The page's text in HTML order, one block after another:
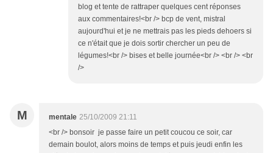
blog et tente de rattraper quelques cent réponses
aux commentaires!<br /> bcp de vent, mistral
aujourd'hui et je ne mettrais pas les pieds dehoers si
ce n'était que je dois sortir chercher un peu de
légumes!<br /> bises et belle journée<br /> <br /> <br
/>
M mentale 25/10/2009 21:11
<br /> bonsoir je passe faire un petit coucou ce soir, car
demain boulot, alors moins de temps et puis jeudi enfin les